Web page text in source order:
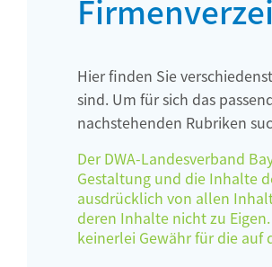
Hier finden Sie
sind. Um für sich das
nachstehenden Rubriken
Der DWA-Landesverband
Gestaltung und die Inhalte
ausdrücklich von allen
deren Inhalte nicht zu
keinerlei Gewähr für die